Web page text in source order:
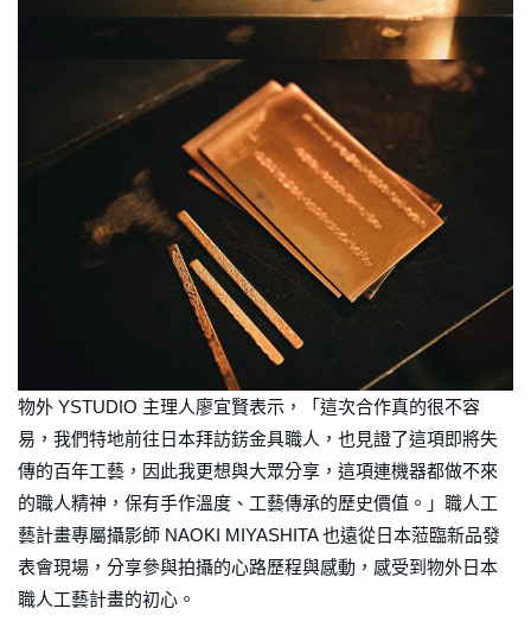
物外 YSTUDIO 主理人廖宜賢表示，「這次合作真的很不容
易，我們特地前往日本拜訪錺金具職人，也見證了這項即將失
傳的百年工藝，因此我更想與大眾分享，這項連機器都做不來
的職人精神，保有手作溫度、工藝傳承的歷史價值。」職人工
藝計畫專屬攝影師 NAOKI MIYASHITA 也遠從日本蒞臨新品發
表會現場，分享參與拍攝的心路歷程與感動，感受到物外日本
職人工藝計畫的初心。